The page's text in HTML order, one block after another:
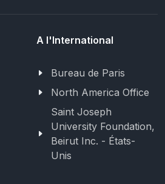
A l'International
Bureau de Paris
North America Office
Saint Joseph
University Foundation,
Beirut Inc. - États-
Unis